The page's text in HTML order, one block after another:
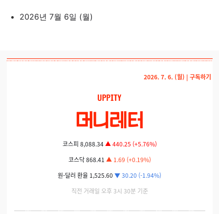
2026년 7월 6일 (월)
2026. 7. 6. (월) | 구독하기
코스피 8,088.34▲ 440.25 (+5.76%)
코스닥 868.41 ▲ 1.69 (+0.19%)
원-달러 환율 1,525.60 ▼ 30.20 (-1.94%)
직전 거래일 오후 3시 30분 기준